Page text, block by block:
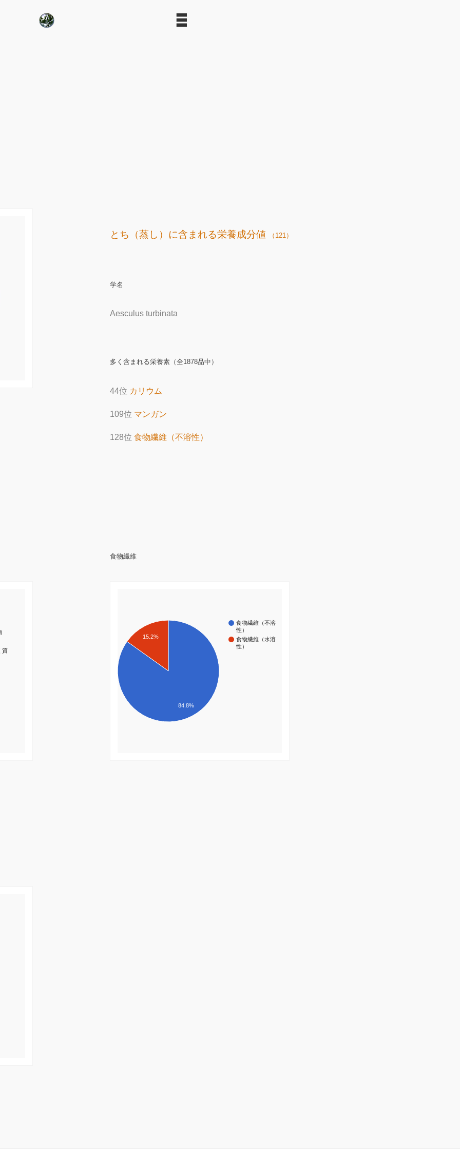
とち（蒸し）に含まれる栄養成分値 （121）
学名
Aesculus turbinata
多く含まれる栄養素（全1878品中）
44位 カリウム
109位 マンガン
128位 食物繊維（不溶性）
質
食物繊維
食物繊維（不溶
性）
食物繊維（水溶
性）
15.2%
84.8%